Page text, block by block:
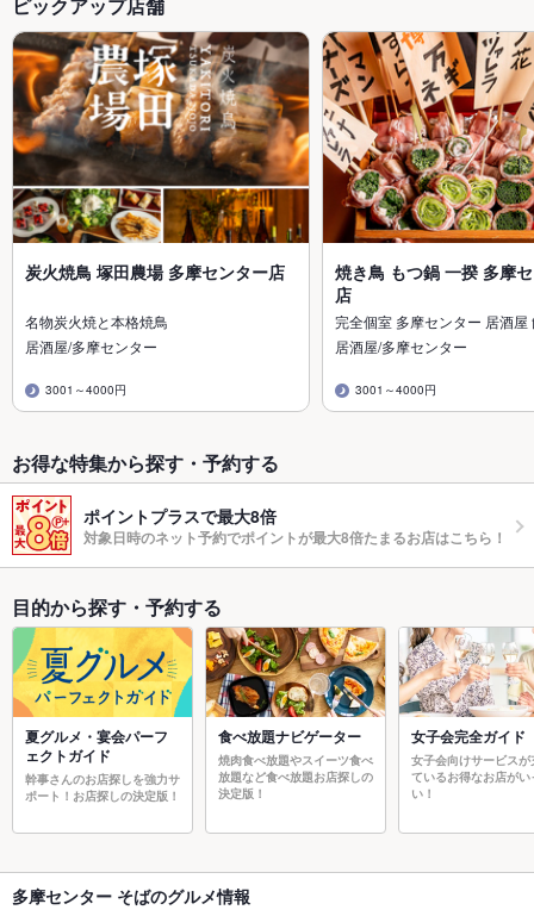
ピックアップ店舗
炭火焼鳥 塚田農場 多摩センター店
名物炭火焼と本格焼鳥
居酒屋/多摩センター
3001～4000円
焼き鳥 もつ鍋 一揆 多摩
店
完全個室 多摩センター 居酒
居酒屋/多摩センター
3001～4000円
お得な特集から探す・予約する
ポイントプラスで最大8倍
対象日時のネット予約でポイントが最大8倍たまるお店はこちら！
目的から探す・予約する
夏グルメ・宴会パーフ
ェクトガイド
幹事さんのお店探しを強力サ
ポート！お店探しの決定版！
食べ放題ナビゲーター
焼肉食べ放題やスイーツ食べ
放題など食べ放題お店探しの
決定版！
女子会完全ガイド
女子会向けサービスが
ているお得なお店がい
い！
多摩センター そばのグルメ情報